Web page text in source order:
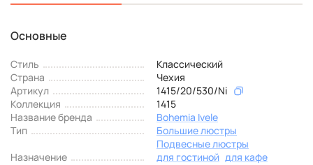
Основные
Стиль
Классический
Страна
Чехия
Артикул
1415/20/530/Ni
Коллекция
1415
Название бренда
Bohemia Ivele
Тип
Большие люстры
Подвесные люстры
Назначение
для гостиной для кафе